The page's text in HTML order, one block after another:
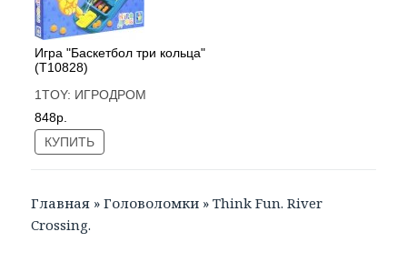
Игра "Баскетбол три кольца"
(Т10828)
1TOY: ИГРОДРОМ
848р.
КУПИТЬ
Главная »Головоломки »Think Fun. River
Crossing.